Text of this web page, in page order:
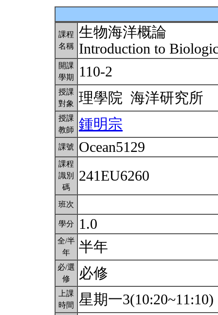
課程
名稱
生物海洋概論
Introduction to
開課
學期
110-2
授課
對象
理學院 海洋研究所
授課
教師
鍾明宗
課號 Ocean5129
課程
識別
碼
241EU6260
班次
學分 1.0
全/半
年
半年
必/選
修
必修
上課
時間
星期一3(10:20~11:10)